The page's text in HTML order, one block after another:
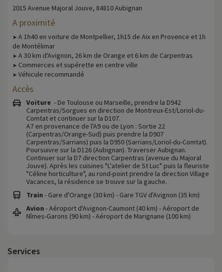
2015 Avenue Majoral Jouve, 84810 Aubignan
A proximité
➤ A 1h40 en voiture de Montpellier, 1h15 de Aix en Provence et 1h
de Montélimar
➤ A 30 km d'Avignon, 26 km de Orange et 6 km de Carpentras
➤ Commerces et supérette en centre ville
➤ Véhicule recommandé
Accès
Voiture - De Toulouse ou Marseille, prendre la D942
Carpentras/Sorgues en direction de Montreux-Est/Loriol-du-
Comtat et continuer sur la D107.
A7 en provenance de l'A9 ou de Lyon : Sortie 22
(Carpentras/Orange-Sud) puis prendre la D907
Carpentras/Sarrians) puis la D950 (Sarrians/Loriol-du-Comtat).
Poursuivre sur la D126 (Aubignan). Traverser Aubignan.
Continuer sur la D7 direction Carpentras (avenue du Majoral
Jouve). Après les cuisines "L'atelier de St Luc" puis la fleuriste
"Céline horticulture", au rond-point prendre la direction Village
Vacances, la résidence se trouve sur la gauche.
Train - Gare d'Orange (30 km) - Gare TGV d'Avignon (35 km)
Avion - Aéroport d'Avignon-Caumont (40 km) - Aéroport de
Nîmes-Garons (90 km) - Aéroport de Marignane (100 km)
Services